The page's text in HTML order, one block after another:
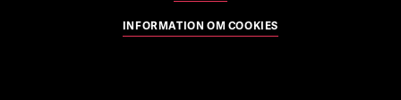
INFORMATION OM COOKIES